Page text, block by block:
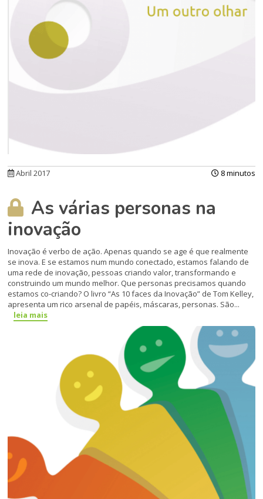
Abril 2017 8 minutos
As várias personas na
inovação
Inovação é verbo de ação. Apenas quando se age é que realmente
se inova. E se estamos num mundo conectado, estamos falando de
uma rede de inovação, pessoas criando valor, transformando e
construindo um mundo melhor. Que personas precisamos quando
estamos co-criando? O livro “As 10 faces da Inovação” de Tom Kelley,
apresenta um rico arsenal de papéis, máscaras, personas. São...
leia mais